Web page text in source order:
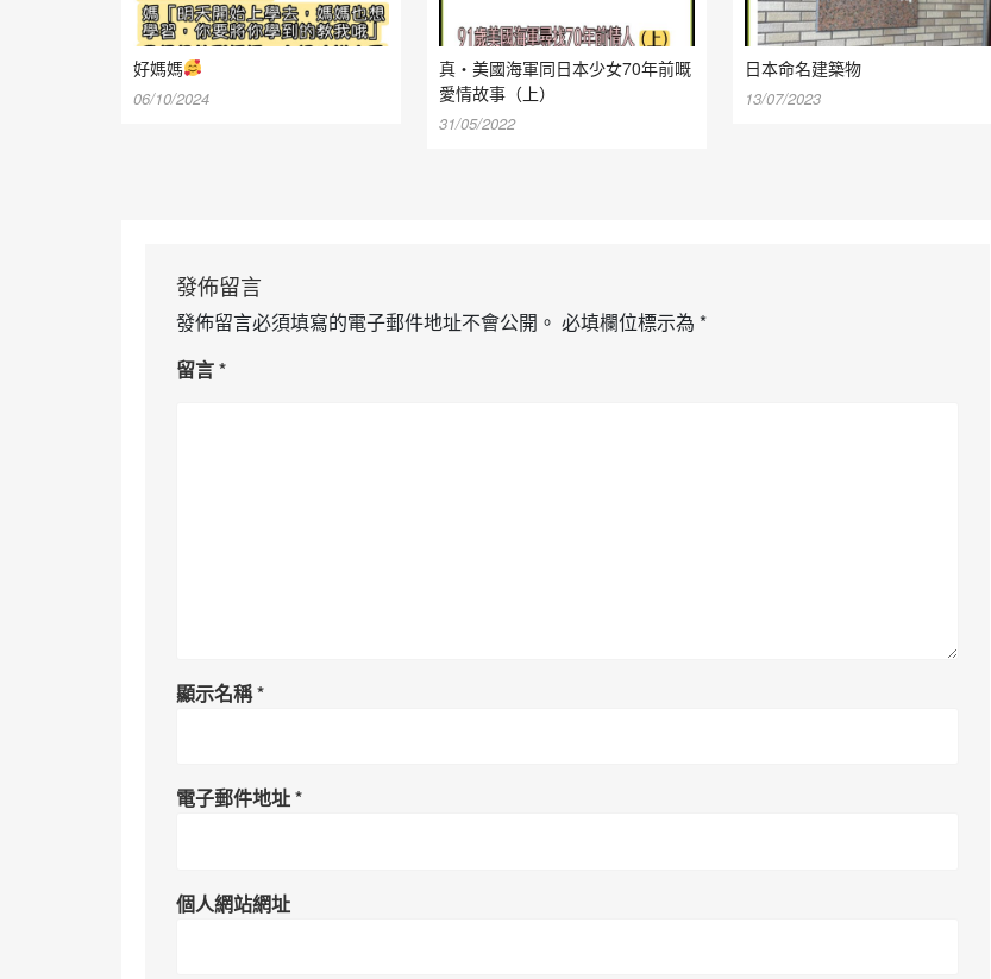
好媽媽
06/10/2024
真・美國海軍同日本少女70年前嘅
愛情故事（上）
31/05/2022
日本命名建築物
13/07/2023
發佈留言
發佈留言必須填寫的電子郵件地址不會公開。 必填欄位標示為 *
留言*
顯示名稱*
電子郵件地址*
個人網站網址